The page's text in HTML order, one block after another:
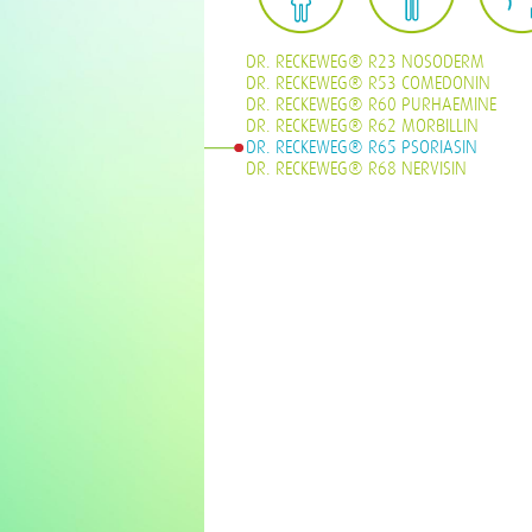
DR. RECKEWEG® R23 NOSODERM
DR. RECKEWEG® R53 COMEDONIN
DR. RECKEWEG® R60 PURHAEMINE
DR. RECKEWEG® R62 MORBILLIN
DR. RECKEWEG® R65 PSORIASIN
DR. RECKEWEG® R68 NERVISIN